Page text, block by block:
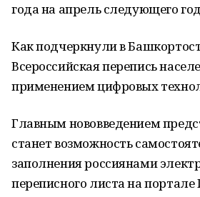
года на апрель следующего
Как подчеркнули в
Всероссийская перепись
применением цифровых
Главным нововведением
станет возможность
заполнения россиянами
переписного листа на портале